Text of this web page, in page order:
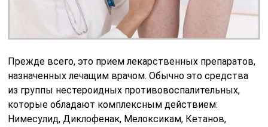
Прежде всего, это прием лекарственных препаратов,
назначенных лечащим врачом. Обычно это средства
из группы нестероидных противовоспалительных,
которые обладают комплексным действием:
Нимесулид, Диклофенак, Мелоксикам, Кетанов,